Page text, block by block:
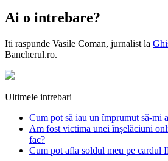
Ai o intrebare?
Iti raspunde Vasile Coman, jurnalist la
Bancherul.ro.
Ultimele intrebari
Cum pot să iau un împrumut să-mi
Am fost victima unei înșelăciuni
fac?
Cum pot afla soldul meu pe cardul